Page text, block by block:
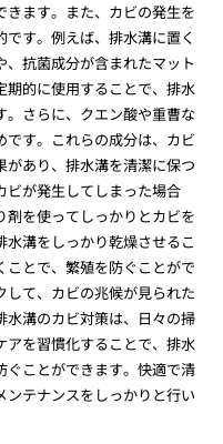
ます。また、カビの発生を
す。例えば、排水溝に置く
抗菌成分が含まれたマット
期的に使用することで、排水
さらに、クエン酸や重曹な
です。これらの成分は、カビ
あり、排水溝を清潔に保つ
ビが発生してしまった場合
を使ってしっかりとカビを
溝をしっかり乾燥させるこ
ことで、繁殖を防ぐことがで
して、カビの兆候が見られた
水溝のカビ対策は、日々の掃
アを習慣化することで、排水
ぐことができます。快適で清
テナンスをしっかりと行い